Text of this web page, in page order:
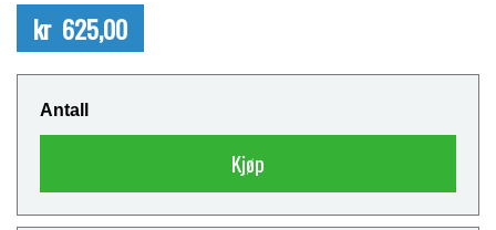
kr 625,00
Antall
Kjøp